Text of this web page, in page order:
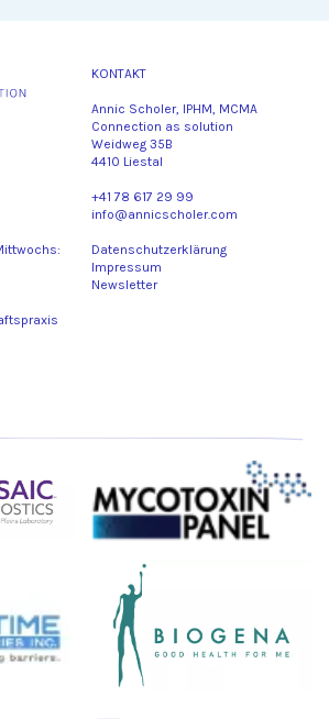
KONTAKT
Annic Scholer, IPHM, MCMA
Connection as solution
Weidweg 35B
4410 Liestal
+41 78 617 29 99
info@annicscholer.com
Datenschutzerklärung
Impressum
Newsletter